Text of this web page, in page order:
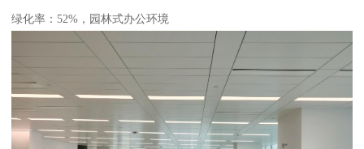
绿化率：52%，园林式办公环境